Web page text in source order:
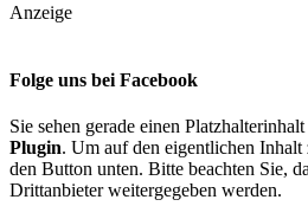
Anzeige
Folge uns bei Facebook
Sie sehen gerade einen
Plugin. Um auf den eigentlichen
den Button unten. Bitte beachten Sie,
Drittanbieter weitergegeben werden.